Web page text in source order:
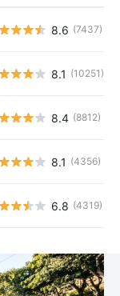
8.6 (7437)
8.1 (10251)
8.4 (8812)
8.1 (4356)
6.8 (4319)